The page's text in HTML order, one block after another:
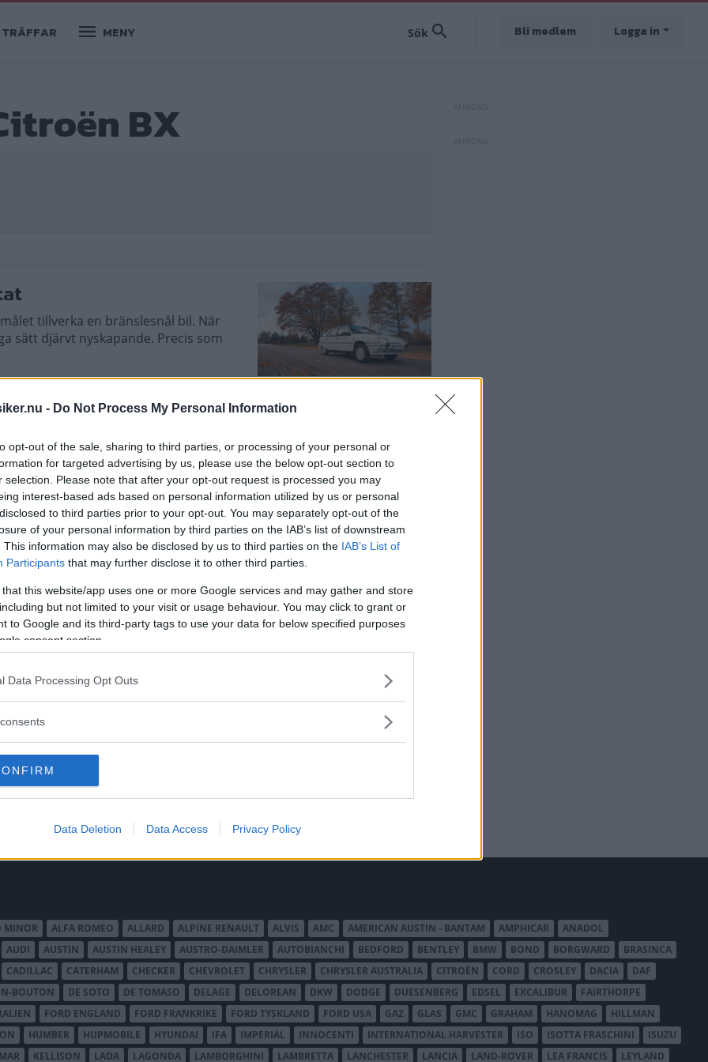
- Do Not Process My Personal Information
opt-out of the sale, sharing to third parties, or processing of your personal or
for targeted advertising by us, please use the below opt-out section to
selection. Please note that after your opt-out request is processed you may
interest-based ads based on personal information utilized by us or personal
to third parties prior to your opt-out. You may separately opt-out of the
of your personal information by third parties on the IAB’s list of downstream
This information may also be disclosed by us to third parties on the IAB’s List of
Participants that may further disclose it to other third parties.
that this website/app uses one or more Google services and may gather and store
but not limited to your visit or usage behaviour. You may click to grant or
to Google and its third-party tags to use your data for below specified purposes
consent section.
Data Processing Opt Outs
Data Deletion Data Access Privacy Policy
TRÄFFAR MENY Bli medlem Logga in
BX
tillverka en bränslesnål bil. När
sätt djärvt nyskapande. Precis som
Citroën! Nu har vi samlat Klassikers
men som nog prickat in fler milstolpar
2CV, Paddan och många andra.
i födslovåndor, hos
exotiska och ovanliga klistermärken
MINOR ALFA ROMEO ALLARD ALPINE RENAULT ALVIS AMC AMERICAN AUSTIN - BANTAM AMPHICAR
ANADOL
AUDI AUSTIN AUSTIN HEALEY AUSTRO-DAIMLER AUTOBIANCHI BEDFORD BENTLEY BMW BOND BORGWARD
BRASINCA
CADILLAC CATERHAM CHECKER CHEVROLET CHRYSLER CHRYSLER AUSTRALIA CITROËN CORD CROSLEY DACIA
DAF
BOUTON DE SOTO DE TOMASO DELAGE DELOREAN DKW DODGE DUESENBERG EDSEL EXCALIBUR
FAIRTHORPE
FORD ENGLAND FORD FRANKRIKE FORD TYSKLAND FORD USA GAZ GLAS GMC GRAHAM HANOMAG
HILLMAN
HUMBER HUPMOBILE HYUNDAI IFA IMPERIAL INNOCENTI INTERNATIONAL HARVESTER ISO ISOTTA FRASCHINI
ISUZU
KELLISON LADA LAGONDA LAMBORGHINI LAMBRETTA LANCHESTER LANCIA LAND-ROVER LEA FRANCIS LEYLAND